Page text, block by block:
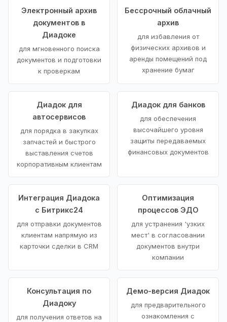
Электронный архив
документов в
Диадоке
для мгновенного поиска
документов и подготовки
к проверкам
Бессрочный облачный
архив
для избавления от
физических архивов и
аренды помещений под
хранение бумаг
Диадок для
автосервисов
для порядка в закупках
запчастей и быстрого
выставления счетов
корпоративным клиентам
Диадок для банков
для обеспечения
высочайшего уровня
защиты передаваемых
финансовых документов
Интеграция Диадока
с Битрикс24
для отправки документов
клиентам напрямую из
карточки сделки в CRM
Оптимизация
процессов ЭДО
для устранения 'узких
мест' в согласовании
документов внутри
компании
Консультация по
Диадоку
для получения ответов на
Демо-версия Диадок
для предварительного
ознакомления с